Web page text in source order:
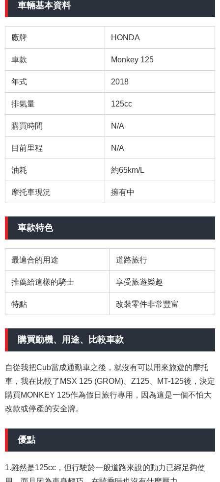
車輛基本資料
廠牌 HONDA
車款 Monkey 125
年式 2018
排氣量 125cc
購買時間 N/A
目前里程 N/A
油耗 約65km/L
摩托車現況 擁有中
車款特色
最適合的用途 道路旅行
推薦給這樣的騎士 享受旅遊樂趣
特點 改裝零件非常豐富
購買動機、用途、比較車款
自從我把Cub當成通勤車之後，就沒有可以用來旅遊的摩托
車，我在比較了MSX 125 (GROM)、Z125、MT-125後，決定
購買MONKEY 125作為假日旅行專用，因為這是一個不怕大
改款或停產的安全牌。
優點
1.雖然是125cc，但行駛於一般道路來說的動力已經足夠使